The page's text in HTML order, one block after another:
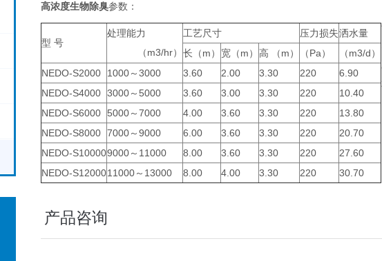
高浓度生物除臭参数：
型 号
处理能力
（m3/hr）
工艺尺寸 压力损失洒水量
长（m）
宽（m） 高 （m） （Pa）
（m3/d）
NEDO-S2000
1000～3000 3.60 2.00 3.30 220
6.90
NEDO-S4000 3000～5000 3.60 3.00 3.30 220
10.40
NEDO-S6000 5000～7000 4.00 3.60 3.30 220
13.80
NEDO-S8000 7000～9000 6.00 3.60 3.30 220
20.70
NEDO-S100009000～11000 8.00 3.60 3.30 220
27.60
NEDO-S1200011000～13000 8.00 4.00 3.30 220 30.70
产品咨询